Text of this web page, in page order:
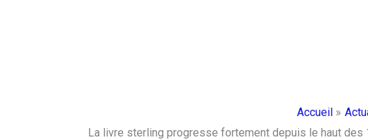
Accueil
La livre sterling progresse fortement depuis le haut